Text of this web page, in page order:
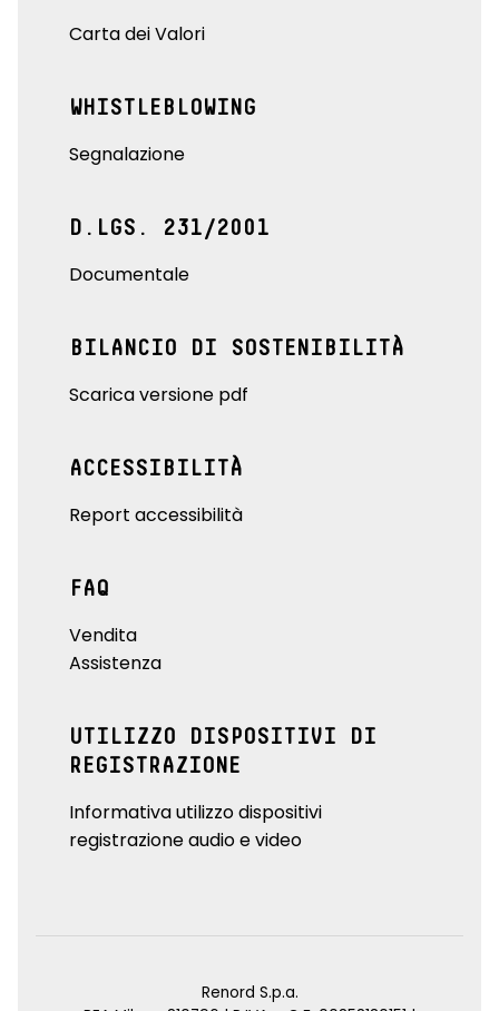
Carta dei Valori
WHISTLEBLOWING
Segnalazione
D.LGS. 231/2001
Documentale
BILANCIO DI SOSTENIBILITÀ
Scarica versione pdf
ACCESSIBILITÀ
Report accessibilità
FAQ
Vendita
Assistenza
UTILIZZO DISPOSITIVI DI
REGISTRAZIONE
Informativa utilizzo dispositivi
registrazione audio e video
Renord S.p.a.